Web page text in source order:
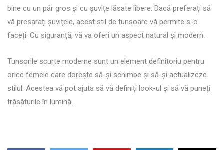
bine cu un păr gros și cu șuvițe lăsate libere. Dacă preferați să
vă presarați șuvițele, acest stil de tunsoare vă permite s-o
faceți. Cu siguranță, vă va oferi un aspect natural și modern.
Tunsorile scurte moderne sunt un element definitoriu pentru
orice femeie care dorește să-și schimbe și să-și actualizeze
stilul. Acestea vă pot ajuta să vă definiți look-ul și să vă puneți
trăsăturile în lumină.